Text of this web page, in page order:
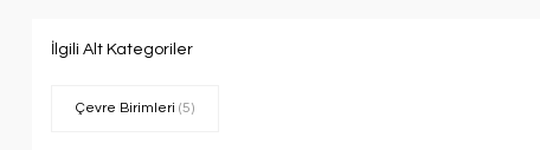
İlgili Alt Kategoriler
Çevre Birimleri (5)